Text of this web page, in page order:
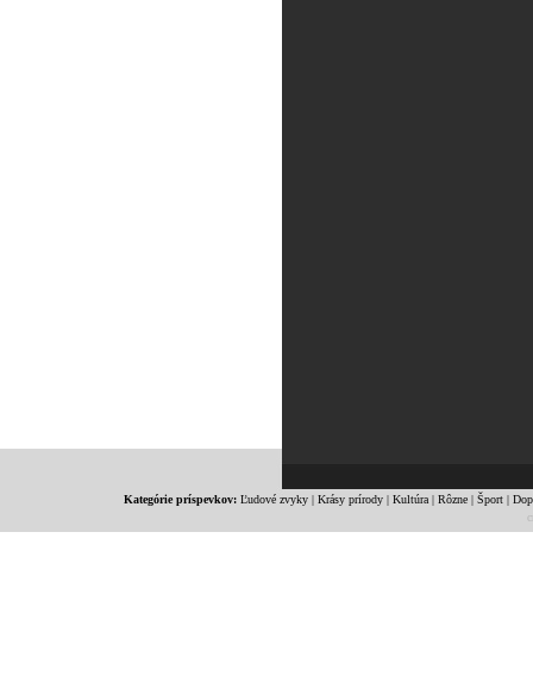
Kategórie príspevkov: Ľudové zvyky| Krásy prírody| Kultúra| Rôzne| Šport|